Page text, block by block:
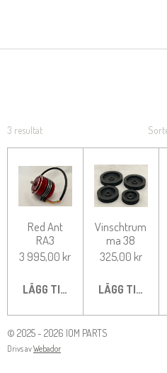
3 resultat
Red Ant
RA3
3 995,00 kr
LÄGG TILL I VARUKORG
Vinschtrum
ma 38
325,00 kr
LÄGG TILL I
© 2025 - 2026 IOM PARTS
Drivs avWebador